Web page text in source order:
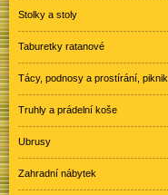
Stolky a stoly
Taburetky ratanové
Tácy, podnosy a prostírání, piknik
Truhly a prádelní koše
Ubrusy
Zahradní nábytek